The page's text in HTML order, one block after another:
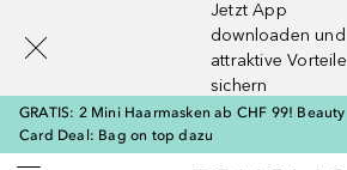
Jetzt App
downloaden und
attraktive Vorteile
sichern
GRATIS: 2 Mini Haarmasken ab CHF 99! Beauty
Card Deal: Bag on top dazu
[navigation.slideout.screenreader]